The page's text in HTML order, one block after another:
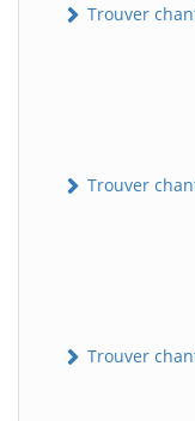
Trouver
Trouver
Trouver